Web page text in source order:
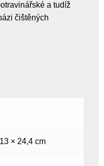
a tudíž
čištěných
× 24,4 cm